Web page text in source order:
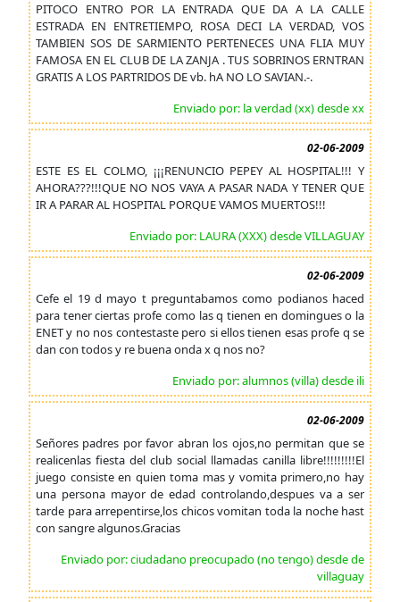
PITOCO ENTRO POR LA ENTRADA QUE DA A LA CALLE
ESTRADA EN ENTRETIEMPO, ROSA DECI LA VERDAD, VOS
TAMBIEN SOS DE SARMIENTO PERTENECES UNA FLIA MUY
FAMOSA EN EL CLUB DE LA ZANJA . TUS SOBRINOS ERNTRAN
GRATIS A LOS PARTRIDOS DE vb. hA NO LO SAVIAN.-.
Enviado por: la verdad (xx) desde xx
02-06-2009
ESTE ES EL COLMO, ¡¡¡RENUNCIO PEPEY AL HOSPITAL!!! Y
AHORA???!!!QUE NO NOS VAYA A PASAR NADA Y TENER QUE
IR A PARAR AL HOSPITAL PORQUE VAMOS MUERTOS!!!
Enviado por: LAURA (XXX) desde VILLAGUAY
02-06-2009
Cefe el 19 d mayo t preguntabamos como podianos haced
para tener ciertas profe como las q tienen en domingues o la
ENET y no nos contestaste pero si ellos tienen esas profe q se
dan con todos y re buena onda x q nos no?
Enviado por: alumnos (villa) desde ili
02-06-2009
Señores padres por favor abran los ojos,no permitan que se
realicenlas fiesta del club social llamadas canilla libre!!!!!!!!!El
juego consiste en quien toma mas y vomita primero,no hay
una persona mayor de edad controlando,despues va a ser
tarde para arrepentirse,los chicos vomitan toda la noche hast
con sangre algunos.Gracias
Enviado por: ciudadano preocupado (no tengo) desde de
villaguay